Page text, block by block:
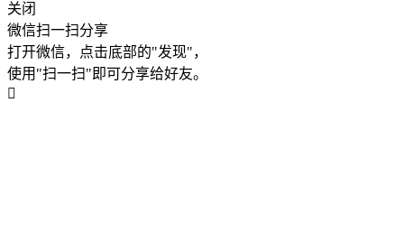
关闭
微信扫一扫分享
打开微信，点击底部的"发现"，
使用"扫一扫"即可分享给好友。